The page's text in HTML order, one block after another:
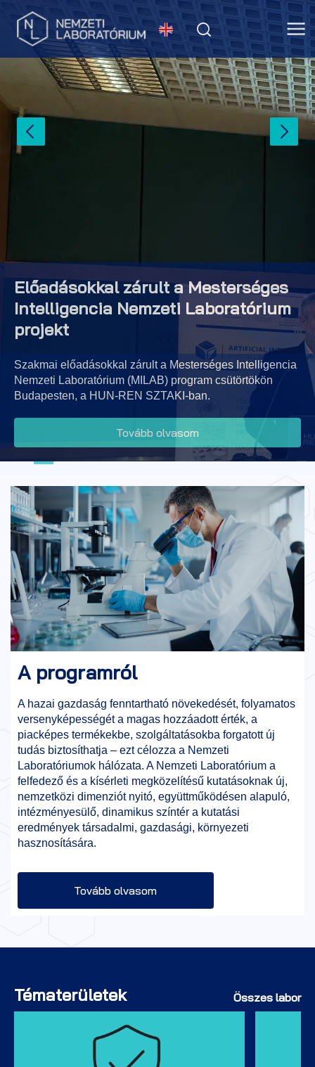
Előadásokkal zárult a Mesterséges
Intelligencia Nemzeti Laboratórium
projekt
Szakmai előadásokkal zárult a Mesterséges Intelligencia
Nemzeti Laboratórium (MILAB) program csütörtökön
Budapesten, a HUN-REN SZTAKI-ban.
Tovább olvasom
A programról
A hazai gazdaság fenntartható növekedését, folyamatos
versenyképességét a magas hozzáadott érték, a
piacképes termékekbe, szolgáltatásokba forgatott új
tudás biztosíthatja – ezt célozza a Nemzeti
Laboratóriumok hálózata. A Nemzeti Laboratórium a
felfedező és a kísérleti megközelítésű kutatásoknak új,
nemzetközi dimenziót nyitó, együttműködésen alapuló,
intézményesülő, dinamikus színtér a kutatási
eredmények társadalmi, gazdasági, környezeti
hasznosítására.
Tovább olvasom
Összes labor
Tématerületek